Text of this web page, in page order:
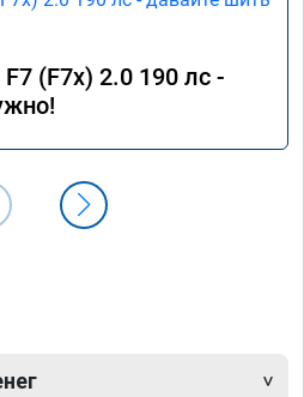
(F7x) 2.0 190 лс -